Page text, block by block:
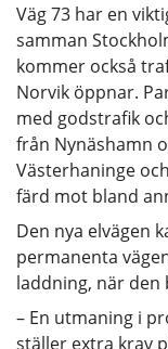
Väg 73 har en
samman
kommer också
Norvik öppnar.
med godstrafik
från Nynäshamn
Västerhaninge
färd mot bland
Den nya elvägen
permanenta
laddning, när den
– En utmaning i
ställer extra krav